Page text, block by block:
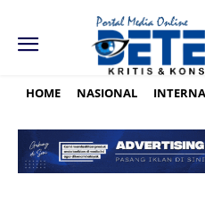
HOME NASIONAL